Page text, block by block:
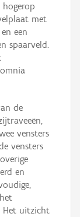
met
een
spaarveld.
de
vensters
vensters
en
Het uitzicht